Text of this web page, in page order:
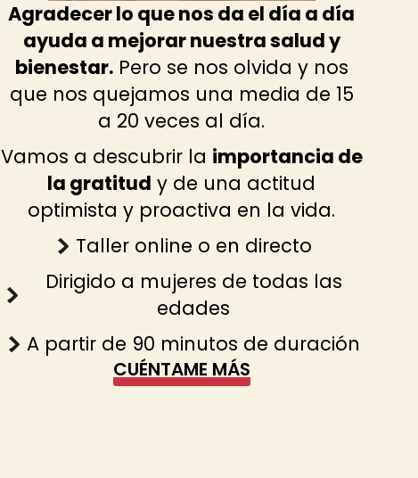
Agradecer lo que nos da el día a día
ayuda a mejorar nuestra salud y
bienestar.Pero se nos olvida y nos
que nos quejamos una media de 15
a 20 veces al día.
Vamos a descubrir la importancia de
la gratitud y de una actitud
optimista y proactiva en la vida.
Taller online o en directo
Dirigido a mujeres de todas las
edades
A partir de 90 minutos de duración
CUÉNTAME MÁS